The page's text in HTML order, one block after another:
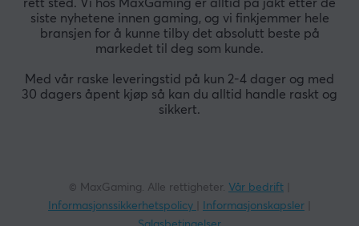
rett sted. Vi hos MaxGaming er alltid på jakt etter de
siste nyhetene innen gaming, og vi finkjemmer hele
bransjen for å kunne tilby det absolutt beste på
markedet til deg som kunde.
Med vår raske leveringstid på kun 2-4 dager og med
30 dagers åpent kjøp så kan du alltid handle raskt og
sikkert.
© MaxGaming. Alle rettigheter. Vår bedrift
Informasjonssikkerhetspolicy
Informasjonskapsler